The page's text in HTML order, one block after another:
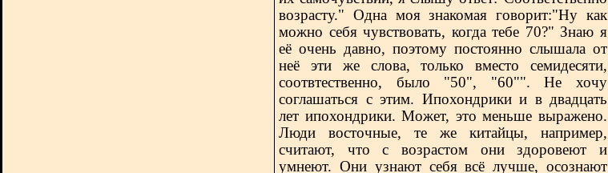
возрасту." Одна моя знакомая говорит:"Ну как
можно себя чувствовать, когда тебе 70?" Знаю я
её очень давно, поэтому постоянно слышала от
неё эти же слова, только вместо семидесяти,
соотвтественно, было "50", "60"". Не хочу
соглашаться с этим. Ипохондрики и в двадцать
лет ипохондрики. Может, это меньше выражено.
Люди восточные, те же китайцы, например,
считают, что с возрастом они здоровеют и
умнеют. Они узнают себя всё лучше, осознают